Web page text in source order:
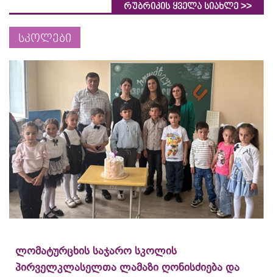
რუბრიკის ყველა სიახლე >>
სკოლები
ლომატურცხის საჯარო სკოლის
პირველკლასელთა ლამაზი ღონისძიება და